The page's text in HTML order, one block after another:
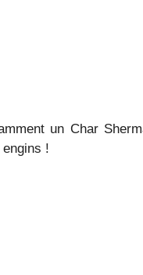
un Char
!